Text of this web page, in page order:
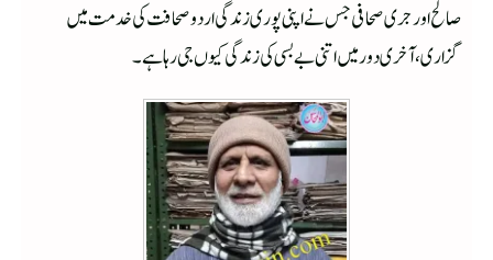
صالح اور جری صحافی جس نے اپنی پوری زندگی اردو صحافت کی خدمت میں
گزاری، آخری دور میں اتنی بے بسی کی زندگی کیوں جی رہا ہے۔